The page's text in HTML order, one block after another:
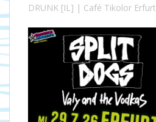
DRUNK [IL] | Café Tikolor Erfurt